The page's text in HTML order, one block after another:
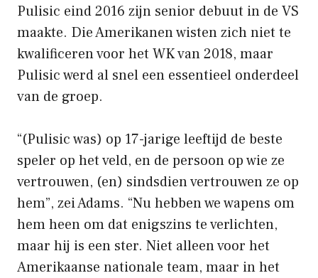
Pulisic eind 2016 zijn senior debuut in de VS
maakte. Die Amerikanen wisten zich niet te
kwalificeren voor het WK van 2018, maar
Pulisic werd al snel een essentieel onderdeel
van de groep.
“(Pulisic was) op 17-jarige leeftijd de beste
speler op het veld, en de persoon op wie ze
vertrouwen, (en) sindsdien vertrouwen ze op
hem”, zei Adams. “Nu hebben we wapens om
hem heen om dat enigszins te verlichten,
maar hij is een ster. Niet alleen voor het
Amerikaanse nationale team, maar in het